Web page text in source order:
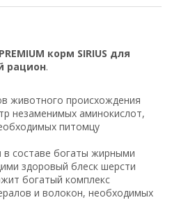
корм SIRIUS для
рацион.
животного происхождения
незаменимых аминокислот,
питомцу
составе богаты жирными
здоровый блеск шерсти
богатый комплекс
и волокон, необходимых